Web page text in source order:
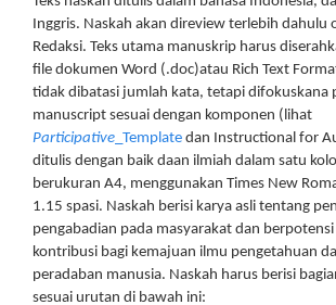
Inggris. Naskah akan direview terlebih dahulu
Redaksi. Teks utama manuskrip harus
file dokumen Word (.doc)atau Rich Text
tidak dibatasi jumlah kata, tetapi difokuskana
manuscript sesuai dengan komponen (lihat
Participative _Template dan Instructional for
ditulis dengan baik daan ilmiah dalam satu
berukuran A4, menggunakan Times New
1.15 spasi. Naskah berisi karya asli tentang
pengabadian pada masyarakat dan
kontribusi bagi kemajuan ilmu pengetahuan
peradaban manusia. Naskah harus berisi
sesuai urutan di bawah ini: